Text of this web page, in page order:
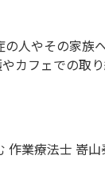
の人やその家族
カフェでの取り
作業療法士 嵜山